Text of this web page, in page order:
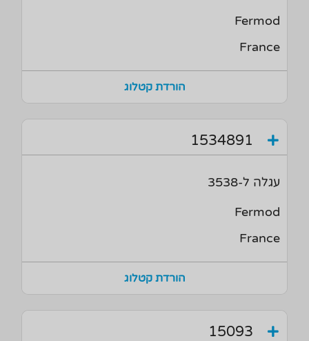
Fermod
France
הורדת קטלוג
1534891
עגלה ל-3538
Fermod
France
הורדת קטלוג
15093